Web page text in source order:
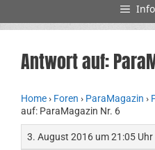
Antwort auf:
Home› Foren › ParaMagazin ›
auf: ParaMagazin Nr. 6
3. August 2016 um 21:05 Uhr